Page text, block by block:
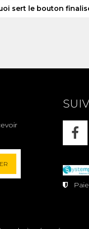
sert le bouton